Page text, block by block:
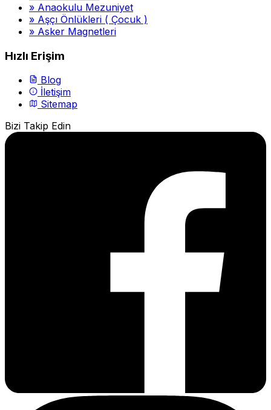
» Anaokulu Mezuniyet
» Aşçı Önlükleri ( Çocuk )
» Asker Magnetleri
Hızlı Erişim
Blog
İletişim
Sitemap
Bizi Takip Edin